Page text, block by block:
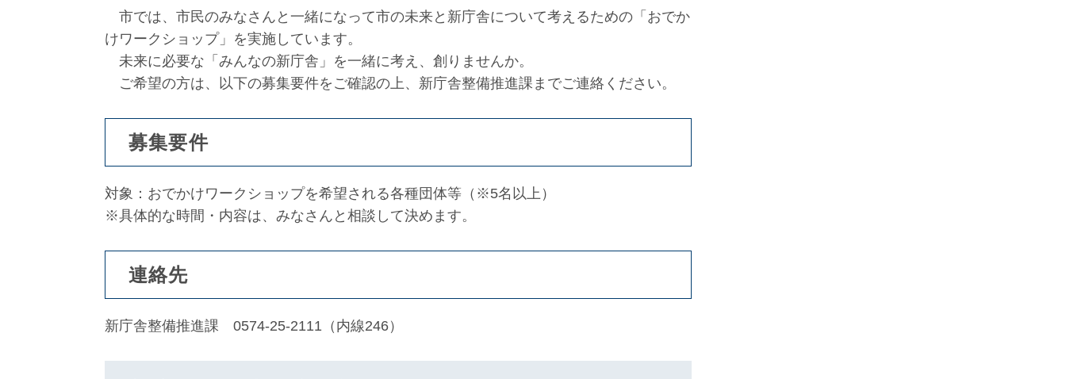
市では、市民のみなさんと一緒になって市の未来と新庁舎について考えるための「おでか
けワークショップ」を実施しています。
未来に必要な「みんなの新庁舎」を一緒に考え、創りませんか。
ご希望の方は、以下の募集要件をご確認の上、新庁舎整備推進課までご連絡ください。
募集要件
対象：おでかけワークショップを希望される各種団体等（※5名以上）
※具体的な時間・内容は、みなさんと相談して決めます。
連絡先
新庁舎整備推進課 0574-25-2111（内線246）